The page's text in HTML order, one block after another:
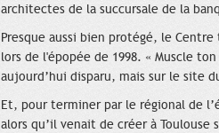
architectes de la succursale de la
Presque aussi bien protégé, le
lors de l'épopée de 1998. « Muscle
aujourd’hui disparu, mais sur le site
Et, pour terminer par le régional de
alors qu’il venait de créer à Toulouse